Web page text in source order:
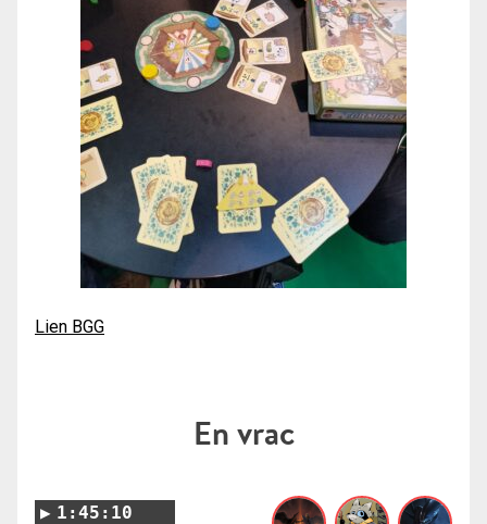
Lien BGG
En vrac
1:45:10